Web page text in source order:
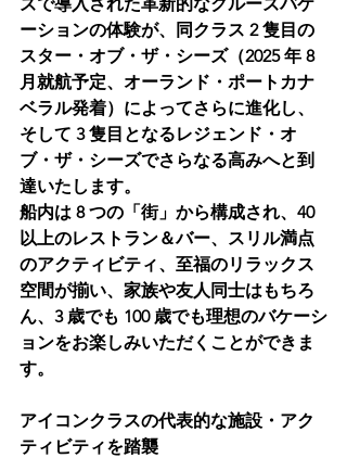
ーションの体験が、同クラス 2 隻目の
スター・オブ・ザ・シーズ（2025 年 8
月就航予定、オーランド・ポートカナ
ベラル発着）によってさらに進化し、
そして 3 隻目となるレジェンド・オ
ブ・ザ・シーズでさらなる高みへと到
達いたします。
船内は 8 つの「街」から構成され、40
以上のレストラン＆バー、スリル満点
のアクティビティ、至福のリラックス
空間が揃い、家族や友人同士はもちろ
ん、3 歳でも 100 歳でも理想のバケーシ
ョンをお楽しみいただくことができま
す。
アイコンクラスの代表的な施設・アク
ティビティを踏襲